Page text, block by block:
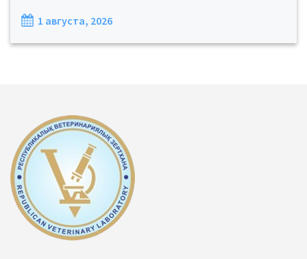
1 августа, 2026